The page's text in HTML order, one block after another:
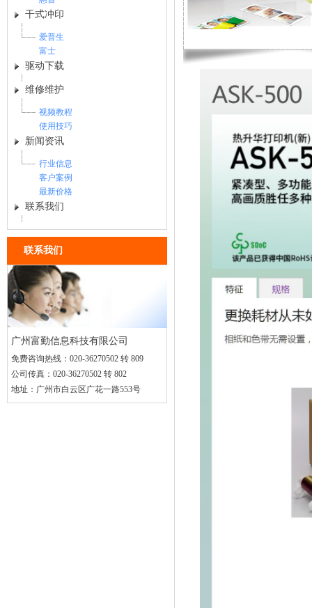
干式冲印
爱普生
富士
驱动下载
维修维护
视频教程
使用技巧
新闻资讯
行业信息
客户案例
最新价格
联系我们
联系我们
广州富勤信息科技有限公司
免费咨询热线： 020-36270502 转 809
公司传真： 020-36270502 转 802
地址： 广州市白云区广花一路553号